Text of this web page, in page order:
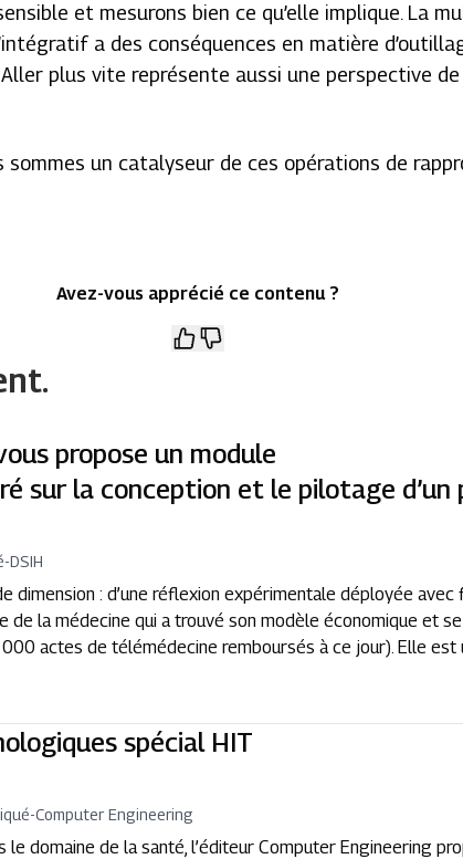
et mesurons bien ce qu’elle implique. La
a des conséquences en matière
plus vite représente aussi une perspective
sommes un catalyseur de ces opérations de
Avez-vous apprécié ce contenu ?
propose un module
sur la conception et le pilotage d’un
-DSIH
dimension : d’une réflexion expérimentale déployée avec
de la médecine qui a trouvé son modèle économique et
actes de télémédecine remboursés à ce jour). Elle est
spécial HIT
-Computer Engineering
domaine de la santé, l’éditeur Computer Engineering